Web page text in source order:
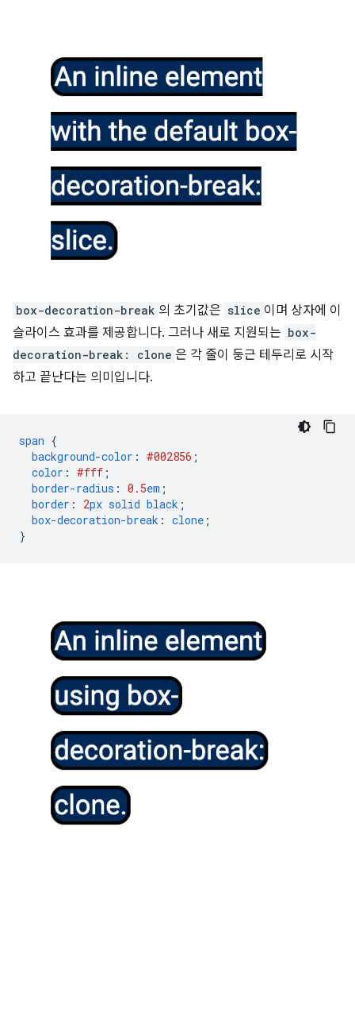
box-decoration-break 의 초기값은 slice 이며 상자에 이
슬라이스 효과를 제공합니다. 그러나 새로 지원되는 box-
decoration-break: clone 은 각 줄이 둥근 테두리로 시작
하고 끝난다는 의미입니다.
span {
background-color : #002856 ;
color : #fff ;
border-radius : 0.5em ;
border : 2px solid black ;
box-decoration-break : clone ;
}